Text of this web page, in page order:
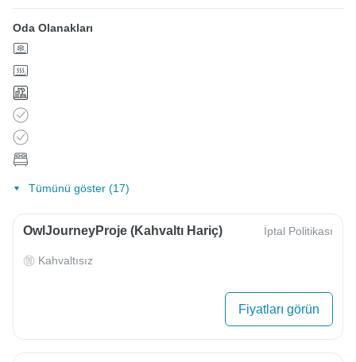
Oda Olanakları
Tümünü göster (17)
OwlJourneyProje (Kahvaltı Hariç) İptal Politikası
Kahvaltısız
Fiyatları görün